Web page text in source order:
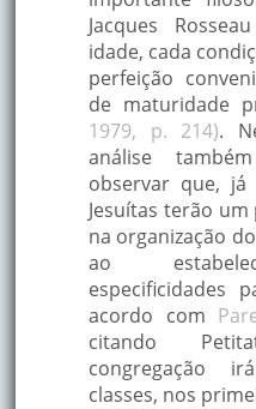
Jacques
idade, cada
perfeição
de maturidade
1979, p. 214).
análise
observar que, já
Jesuítas terão
na organização
ao
especificidades
acordo com
citando
congregação
classes, nos